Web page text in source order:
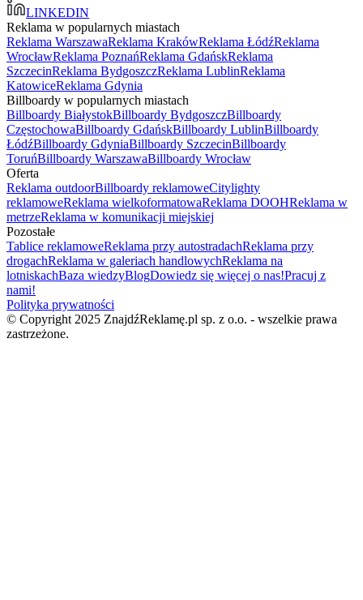
LINKEDIN
Reklama w popularnych miastach
Reklama WarszawaReklama KrakówReklama ŁódźReklama
WrocławReklama PoznańReklama GdańskReklama
SzczecinReklama BydgoszczReklama LublinReklama
KatowiceReklama Gdynia
Billboardy w popularnych miastach
Billboardy BiałystokBillboardy BydgoszczBillboardy
CzęstochowaBillboardy GdańskBillboardy LublinBillboardy
ŁódźBillboardy GdyniaBillboardy SzczecinBillboardy
ToruńBillboardy WarszawaBillboardy Wrocław
Oferta
Reklama outdoorBillboardy reklamoweCitylighty
reklamoweReklama wielkoformatowaReklama DOOHReklama w
metrzeReklama w komunikacji miejskiej
Pozostałe
Tablice reklamoweReklama przy autostradachReklama przy
drogachReklama w galeriach handlowychReklama na
lotniskachBaza wiedzyBlogDowiedz się więcej o nas!Pracuj z
nami!
Polityka prywatności
© Copyright 2025 ZnajdźReklamę.pl sp. z o.o. - wszelkie prawa
zastrzeżone.